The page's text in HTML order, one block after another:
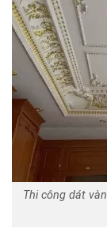
Thi công dát